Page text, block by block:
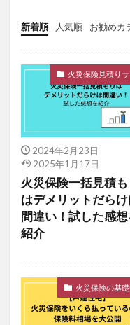
新着順 人気順 お勧めカ
php
火災保険見積りサ
2024年2月23日
2025年1月17日
火災保険一括見積も
はデメリットだら
間違い！試した感想
紹介
火災保険の基